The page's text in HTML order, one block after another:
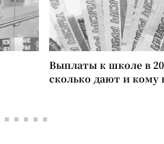
Выплаты к школе в
сколько дают и